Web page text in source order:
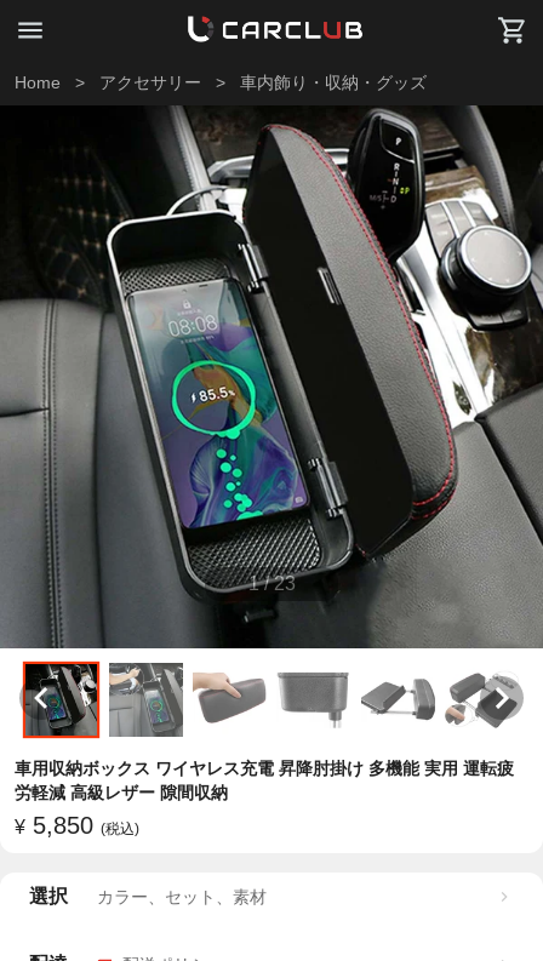
Home > アクセサリー > 車内飾り・収納・グッズ
1 / 23
車用収納ボックス ワイヤレス充電 昇降肘掛け 多機能 実用 運転疲
労軽減 高級レザー 隙間収納
¥ 5,850 (税込)
選択 カラー、セット、素材